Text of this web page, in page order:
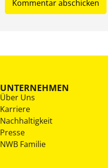
UNTERNEHMEN
Über Uns
Karriere
Nachhaltigkeit
Presse
NWB Familie